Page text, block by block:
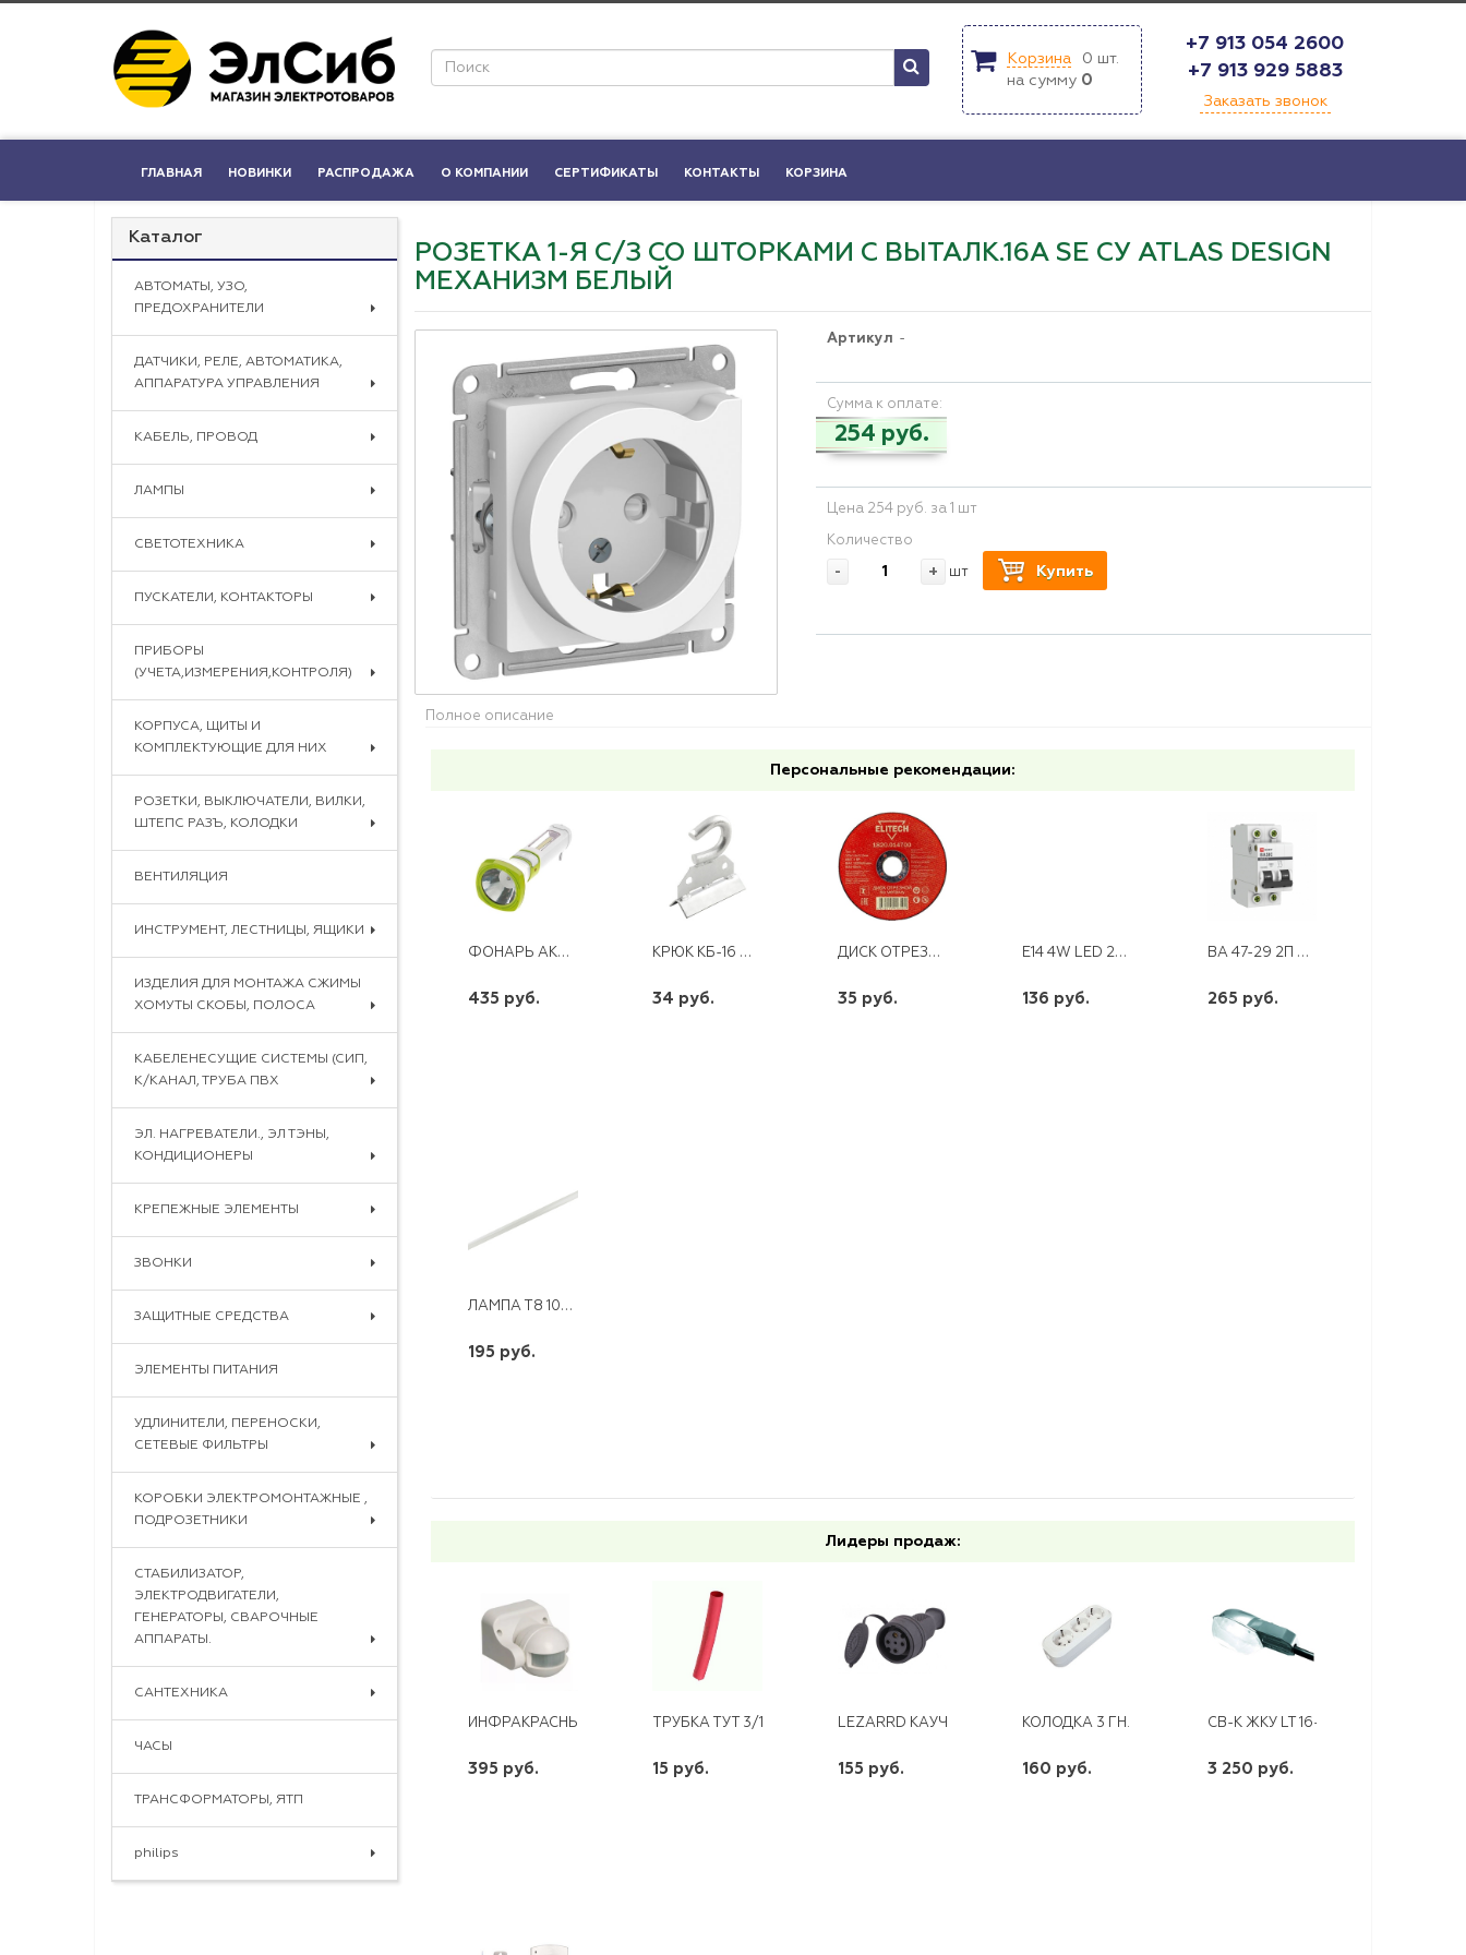
Корзина 0 шт.
на сумму 0
+7 913 054 2600
+7 913 929 5883
Заказать звонок
ГЛАВНАЯ НОВИНКИ РАСПРОДАЖА О КОМПАНИИ СЕРТИФИКАТЫ КОНТАКТЫ КОРЗИНА
Каталог
АВТОМАТЫ, УЗО,
ПРЕДОХРАНИТЕЛИ
ДАТЧИКИ, РЕЛЕ, АВТОМАТИКА,
АППАРАТУРА УПРАВЛЕНИЯ
КАБЕЛЬ, ПРОВОД
ЛАМПЫ
СВЕТОТЕХНИКА
ПУСКАТЕЛИ, КОНТАКТОРЫ
ПРИБОРЫ
(УЧЕТА,ИЗМЕРЕНИЯ,КОНТРОЛЯ)
КОРПУСА, ЩИТЫ И
КОМПЛЕКТУЮЩИЕ ДЛЯ НИХ
РОЗЕТКИ, ВЫКЛЮЧАТЕЛИ, ВИЛКИ,
ШТЕПС РАЗЪ, КОЛОДКИ
ВЕНТИЛЯЦИЯ
ИНСТРУМЕНТ, ЛЕСТНИЦЫ, ЯЩИКИ
ИЗДЕЛИЯ ДЛЯ МОНТАЖА СЖИМЫ
ХОМУТЫ СКОБЫ, ПОЛОСА
КАБЕЛЕНЕСУЩИЕ СИСТЕМЫ (СИП,
К/КАНАЛ, ТРУБА ПВХ
ЭЛ. НАГРЕВАТЕЛИ., ЭЛ ТЭНЫ,
КОНДИЦИОНЕРЫ
КРЕПЕЖНЫЕ ЭЛЕМЕНТЫ
ЗВОНКИ
ЗАЩИТНЫЕ СРЕДСТВА
ЭЛЕМЕНТЫ ПИТАНИЯ
УДЛИНИТЕЛИ, ПЕРЕНОСКИ,
СЕТЕВЫЕ ФИЛЬТРЫ
КОРОБКИ ЭЛЕКТРОМОНТАЖНЫЕ ,
ПОДРОЗЕТНИКИ
СТАБИЛИЗАТОР,
ЭЛЕКТРОДВИГАТЕЛИ,
ГЕНЕРАТОРЫ, СВАРОЧНЫЕ
АППАРАТЫ.
САНТЕХНИКА
ЧАСЫ
ТРАНСФОРМАТОРЫ, ЯТП
philips
РОЗЕТКА 1-Я С/З СО ШТОРКАМИ С ВЫТАЛК.16А SE СУ ATLAS DESIGN
МЕХАНИЗМ БЕЛЫЙ
Артикул -
Сумма к оплате:
254 руб.
Цена 254 руб. за 1 шт
Количество
- + шт Купить
Полное описание
Персональные рекомендации:
ФОНАРЬ АККУМ. 5W LED БОК.ПАНЕЛЬ COB 2 ВТ,2 РЕЖ. РАБ.KOCAC 7035 WLED
435 руб.
КРЮК КБ-16 ОЦ
34 руб.
ДИСК ОТРЕЗНОЙ ПО МЕТ. 125Х1,6Х22
35 руб.
E14 4W LED 220V 6500 ELEKTROSTANDART
136 руб.
ВА 47-29 2П 63 А "С" ЭКФ
265 руб.
ЛАМПА Т8 10W 60СМ G13 4000К ПРОГРЕСС
195 руб.
Лидеры продаж:
ИНФРАКРАСНЫЙ ДЕТЕКТОР ДВИЖЕНИЯ LX38
395 руб.
ТРУБКА ТУТ 3/1,5 КРАСНАЯ
15 руб.
LEZARRD КАУЧУК ШТЕПСЕЛЬ С/З С ЗАГЛУШКОЙ
155 руб.
КОЛОДКА 3 ГН. C/З UNIVERSAL E303
160 руб.
СВ-К ЖКУ LT 16-150 С/СТЕКЛОМ
3 250 руб.